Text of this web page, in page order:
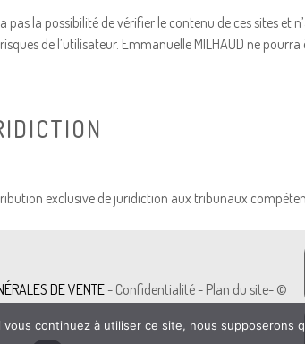
la possibilité de vérifier le contenu de ces sites et
de l’utilisateur. Emmanuelle MILHAUD ne
exclusive de juridiction aux tribunaux
DE VENTE- Confidentialité - Plan du site- ©
continuez à utiliser ce site, nous supposerons